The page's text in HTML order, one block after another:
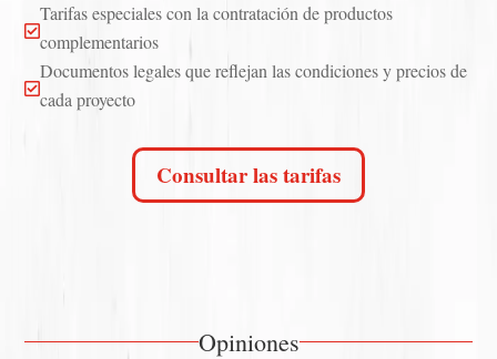

Tarifas especiales con la contratación de productos
complementarios

Documentos legales que reflejan las condiciones y precios de
cada proyecto
Consultar las tarifas
Opiniones